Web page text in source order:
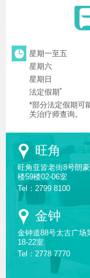
星期一至五
星期六
星期日
法定假期*
*部分法定假期可
关治疗师查询。
Google
Maps
旺角
旺角亚皆老街8号朗
楼59楼02-06室
Tel：2799 8100
Google
Maps
金钟
金钟道88号太古广场
18-22室
Tel：2778 7770